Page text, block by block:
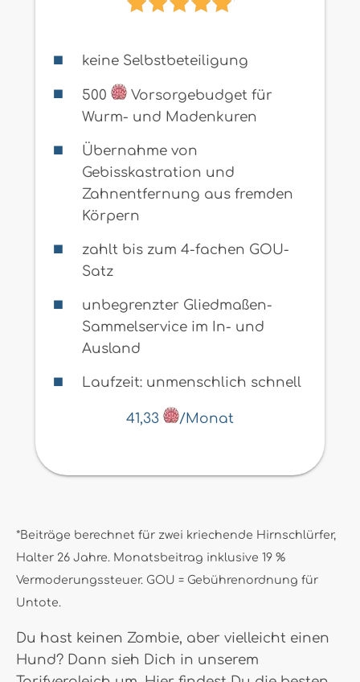
keine Selbstbeteiligung
500
Vorsorgebudget für
Wurm- und Madenkuren
Übernahme von
Gebisskastration und
Zahnentfernung aus fremden
Körpern
zahlt bis zum 4-fachen GOU-
Satz
unbegrenzter Gliedmaßen-
Sammelservice im In- und
Ausland
Laufzeit: unmenschlich schnell
41,33 /Monat
*Beiträge berechnet für zwei kriechende Hirnschlürfer,
Halter 26 Jahre. Monatsbeitrag inklusive 19 %
Vermoderungssteuer. GOU = Gebührenordnung für
Untote.
Du hast keinen Zombie, aber vielleicht einen
Hund? Dann sieh Dich in unserem